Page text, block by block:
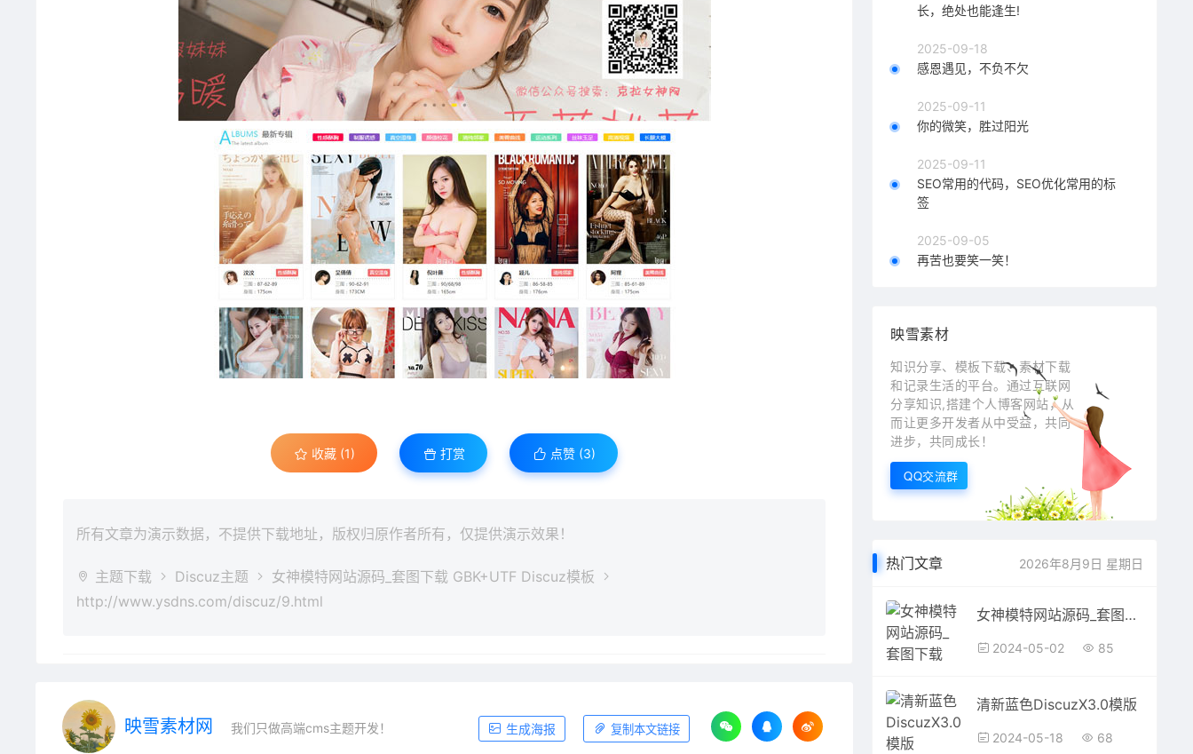
收藏 (1) 打赏 点赞 (3)
所有文章为演示数据，不提供下载地址，版权归原作者所有，仅提供演示效果！
主题下载 Discuz主题
女神模特网站源码_套图下载 GBK+UTF Discuz模板
http://www.ysdns.com/discuz/9.html
映雪素材网 我们只做高端cms主题开发！ 生成海报 复制本文链接
长，绝处也能逢生!
2025-09-18
感恩遇见，不负不欠
2025-09-11
你的微笑，胜过阳光
2025-09-11
SEO常用的代码，SEO优化常用的标
签
2025-09-05
再苦也要笑一笑！
映雪素材
知识分享、模板下载、素材下载
和记录生活的平台。通过互联网
分享知识,搭建个人博客网站，从
而让更多开发者从中受益，共同
进步，共同成长！
QQ交流群
热门文章 2026年8月9日 星期日
女神模特网站源码_套图下载 GBK+UTF Discuz模板
2024-05-02 85
清新蓝色DiscuzX3.0模版
2024-05-18 68